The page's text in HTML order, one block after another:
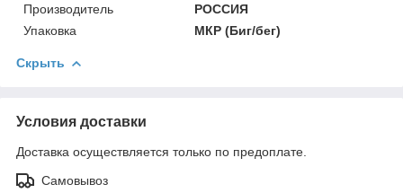
Производитель
РОССИЯ
Упаковка
МКР (Биг/бег)
Скрыть
Условия доставки
Доставка осуществляется только по предоплате.
Самовывоз